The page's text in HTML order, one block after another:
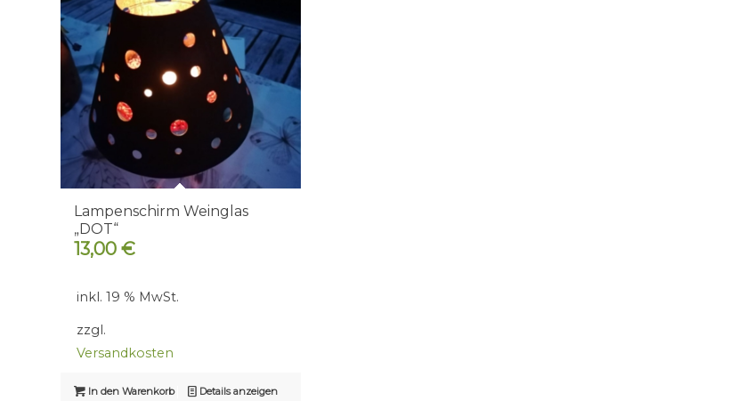
Lampenschirm Weinglas
„DOT“
13,00 €
inkl. 19 % MwSt.
zzgl.
Versandkosten
In den Warenkorb Details anzeigen